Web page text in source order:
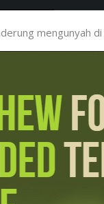
mengunyah di